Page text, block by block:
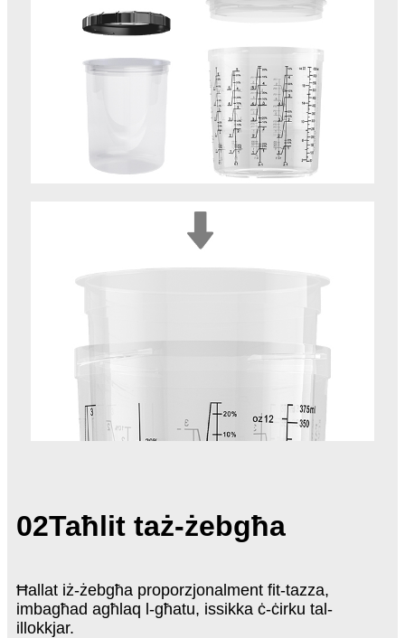
02Taħlit taż-żebgħa
Ħallat iż-żebgħa proporzjonalment fit-tazza,
imbagħad agħlaq l-għatu, issikka ċ-ċirku tal-
illokkjar.